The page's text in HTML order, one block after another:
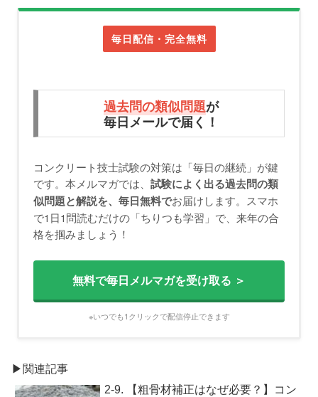
毎日配信・完全無料
過去問の類似問題が
毎日メールで届く！
コンクリート技士試験の対策は「毎日の継続」が鍵
です。本メルマガでは、 試験によく出る過去問の類
似問題と解説を、毎日無料でお届けします。スマホ
で1日1問読むだけの「ちりつも学習」で、来年の合
格を掴みましょう！
無料で毎日メルマガを受け取る ＞
※いつでも1クリックで配信停止できます
▶関連記事
2-9. 【粗骨材補正はなぜ必要？】コン